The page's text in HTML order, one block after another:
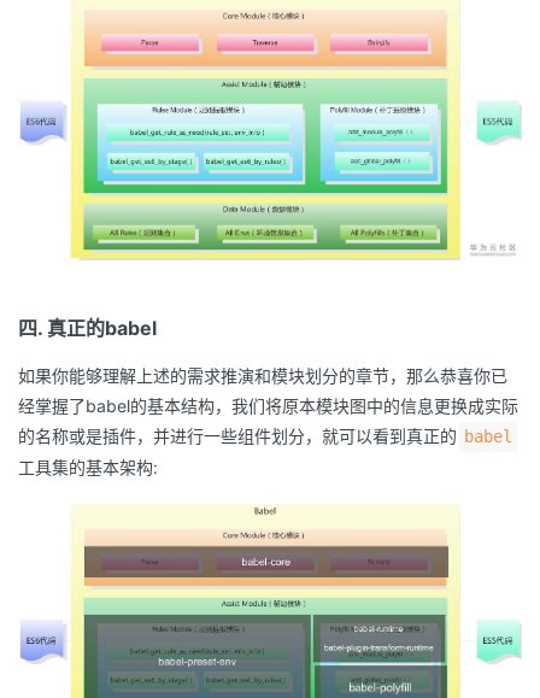
四. 真正的babel
如果你能够理解上述的需求推演和模块划分的章节，那么恭喜你已
经掌握了babel的基本结构，我们将原本模块图中的信息更换成实际
的名称或是插件，并进行一些组件划分，就可以看到真正的 babel
工具集的基本架构: